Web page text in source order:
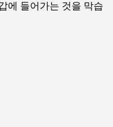
에 들어가는 것을 막습